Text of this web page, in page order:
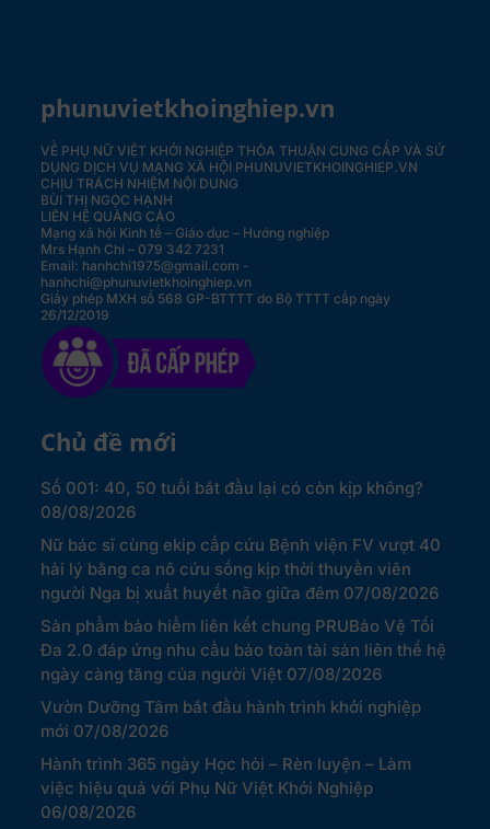
phunuvietkhoinghiep.vn
VỀ PHỤ NỮ VIỆT KHỞI NGHIỆPTHỎA THUẬN CUNG CẤP VÀ SỬ
DỤNG DỊCH VỤ MẠNG XÃ HỘI PHUNUVIETKHOINGHIEP.VN
CHỊU TRÁCH NHIỆM NỘI DUNG
BÙI THỊ NGỌC HẠNH
LIÊN HỆ QUẢNG CÁO
Mạng xã hội Kinh tế – Giáo dục – Hướng nghiệp
Mrs Hạnh Chi – 079 342 7231
Email: hanhchi1975@gmail.com -
hanhchi@phunuvietkhoinghiep.vn
Giấy phép MXH số 568 GP-BTTTT do Bộ TTTT cấp ngày
26/12/2019
Chủ đề mới
Số 001: 40, 50 tuổi bắt đầu lại có còn kịp không?
08/08/2026
Nữ bác sĩ cùng ekip cấp cứu Bệnh viện FV vượt 40
hải lý bằng ca nô cứu sống kịp thời thuyền viên
người Nga bị xuất huyết não giữa đêm 07/08/2026
Sản phẩm bảo hiểm liên kết chung PRUBảo Vệ Tối
Đa 2.0 đáp ứng nhu cầu bảo toàn tài sản liên thế hệ
ngày càng tăng của người Việt 07/08/2026
Vườn Dưỡng Tâm bắt đầu hành trình khởi nghiệp
mới 07/08/2026
Hành trình 365 ngày Học hỏi – Rèn luyện – Làm
việc hiệu quả với Phụ Nữ Việt Khởi Nghiệp
06/08/2026